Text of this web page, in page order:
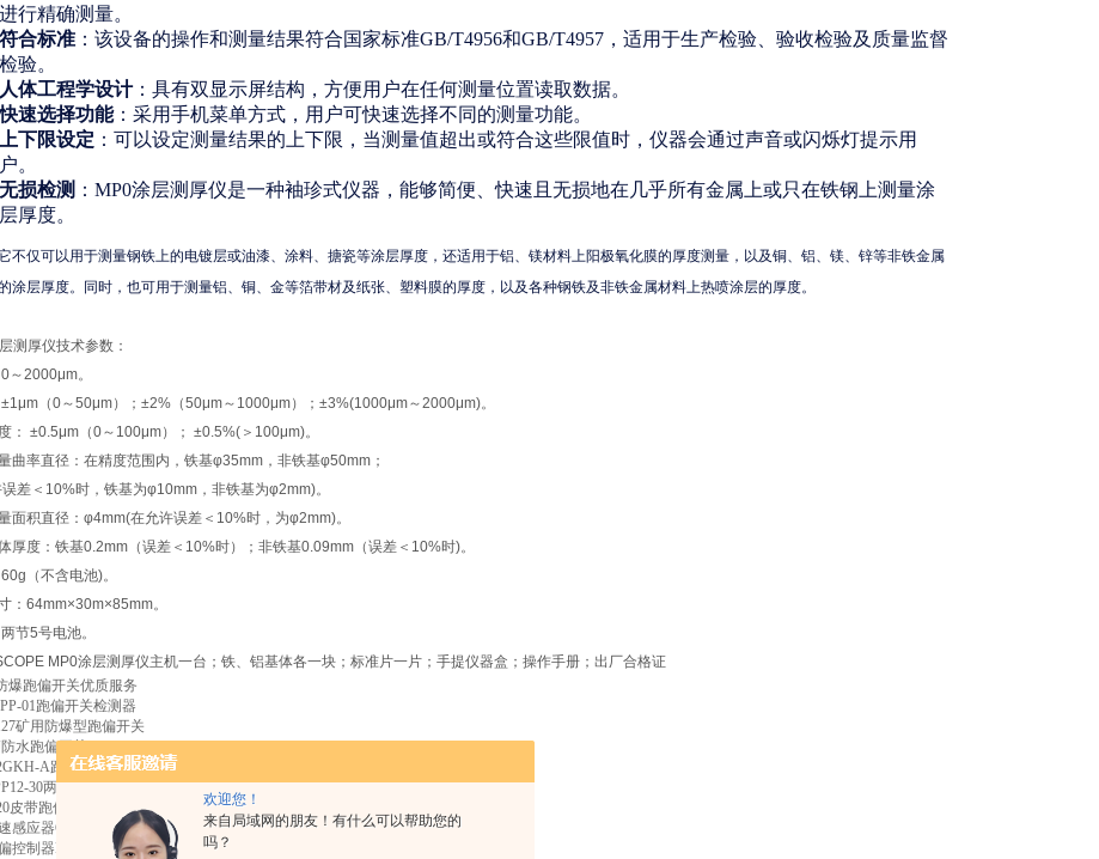
欢迎您！
来自局域网的朋友！有什么可以帮助您的
吗？
进行精确测量。
符合标准：该设备的操作和测量结果符合国家标准GB/T4956和GB/T4957，适用于生产检验、验收检验及质量监督
检验。
人体工程学设计：具有双显示屏结构，方便用户在任何测量位置读取数据。
速选择功能：采用手机菜单方式，用户可快速选择不同的测量功能。
上下限设定 ：可以设定测量结果的上下限，当测量值超出或符合这些限值时，仪器会通过声音或闪烁灯提示用
户。
无损检测 ：MP0涂层测厚仪是一种袖珍式仪器，能够简便、快速且无损地在几乎所有金属上或只在铁钢上测量涂
层厚度。
不仅可以用于测量钢铁上的电镀层或油漆、涂料、搪瓷等涂层厚度，还适用于铝、镁材料上阳极氧化膜的厚度测量，以及铜、铝、镁、锌等非铁金属
涂层厚度。同时，也可用于测量铝、铜、金等箔带材及纸张、塑料膜的厚度，以及各种钢铁及非铁金属材料上热喷涂层的厚度。
测厚仪技术参数：
～2000μm。
（0～50μm）；±2%（50μm～1000μm）；±3%(1000μm～2000μm)。
： ±0.5μm（0～100μm）； ±0.5%(＞100μm)。
曲率直径：在精度范围内，铁基φ35mm，非铁基φ50mm；
差＜10%时，铁基为φ10mm，非铁基为φ2mm)。
面积直径：φ4mm(在允许误差＜10%时，为φ2mm)。
厚度：铁基0.2mm（误差＜10%时）；非铁基0.09mm（误差＜10%时)。
（不含电池)。
：64mm×30m×85mm。
节5号电池。
MP0涂层测厚仪主机一台；铁、铝基体各一块；标准片一片；手提仪器盒；操作手册；出厂合格证
爆跑偏开关优质服务
01跑偏开关检测器
矿用防爆型跑偏开关
防水跑偏开关
A跑偏开关
30两级跑偏开关
皮带跑偏开关
感应器CSJ-E80-50ANA??
控制器DKT-A36/LQ多少钱